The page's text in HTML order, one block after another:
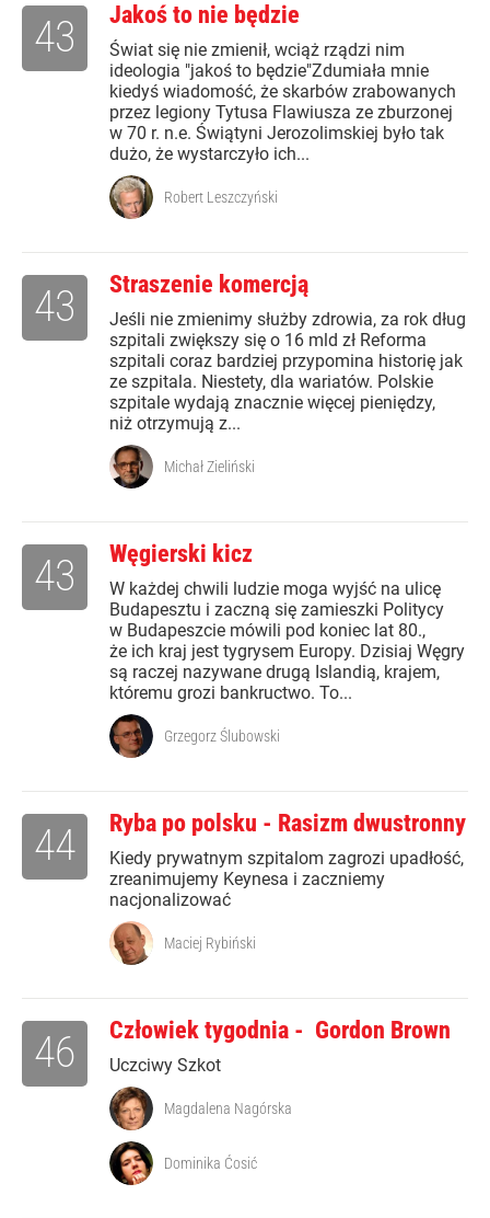
Jakoś to nie będzie
Świat się nie zmienił, wciąż rządzi nim
ideologia "jakoś to będzie"Zdumiała mnie
kiedyś wiadomość, że skarbów zrabowanych
przez legiony Tytusa Flawiusza ze zburzonej
w 70 r. n.e. Świątyni Jerozolimskiej było tak
dużo, że wystarczyło ich...
43
Robert Leszczyński
Straszenie komercją
Jeśli nie zmienimy służby zdrowia, za rok dług
szpitali zwiększy się o 16 mld zł Reforma
szpitali coraz bardziej przypomina historię jak
ze szpitala. Niestety, dla wariatów. Polskie
szpitale wydają znacznie więcej pieniędzy,
niż otrzymują z...
43
Michał Zieliński
Węgierski kicz
W każdej chwili ludzie moga wyjść na ulicę
Budapesztu i zaczną się zamieszki Politycy
w Budapeszcie mówili pod koniec lat 80.,
że ich kraj jest tygrysem Europy. Dzisiaj Węgry
są raczej nazywane drugą Islandią, krajem,
któremu grozi bankructwo. To...
43
Grzegorz Ślubowski
Ryba po polsku - Rasizm dwustronny
Kiedy prywatnym szpitalom zagrozi upadłość,
zreanimujemy Keynesa i zaczniemy
nacjonalizować
44
Maciej Rybiński
Człowiek tygodnia - Gordon Brown
Uczciwy Szkot
46
Magdalena Nagórska
Dominika Ćosić